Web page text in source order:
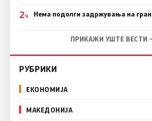
2Ч Нема подолги задржувања на
ПРИКАЖИ УШТЕ ВЕСТИ
РУБРИКИ
ЕКОНОМИЈА
МАКЕДОНИЈА